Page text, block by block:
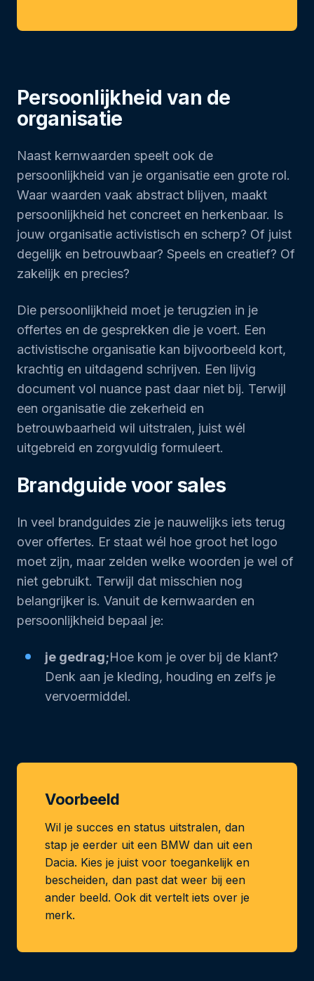
Persoonlijkheid van de
organisatie
Naast kernwaarden speelt ook de
persoonlijkheid van je organisatie een grote rol.
Waar waarden vaak abstract blijven, maakt
persoonlijkheid het concreet en herkenbaar. Is
jouw organisatie activistisch en scherp? Of juist
degelijk en betrouwbaar? Speels en creatief? Of
zakelijk en precies?
Die persoonlijkheid moet je terugzien in je
offertes en de gesprekken die je voert. Een
activistische organisatie kan bijvoorbeeld kort,
krachtig en uitdagend schrijven. Een lijvig
document vol nuance past daar niet bij. Terwijl
een organisatie die zekerheid en
betrouwbaarheid wil uitstralen, juist wél
uitgebreid en zorgvuldig formuleert.
Brandguide voor sales
In veel brandguides zie je nauwelijks iets terug
over offertes. Er staat wél hoe groot het logo
moet zijn, maar zelden welke woorden je wel of
niet gebruikt. Terwijl dat misschien nog
belangrijker is. Vanuit de kernwaarden en
persoonlijkheid bepaal je:
je gedrag;Hoe kom je over bij de klant?
Denk aan je kleding, houding en zelfs je
vervoermiddel.
Voorbeeld
Wil je succes en status uitstralen, dan
stap je eerder uit een BMW dan uit een
Dacia. Kies je juist voor toegankelijk en
bescheiden, dan past dat weer bij een
ander beeld. Ook dit vertelt iets over je
merk.